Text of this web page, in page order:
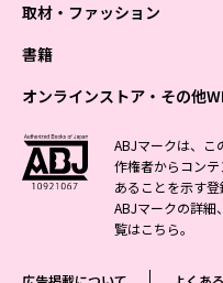
少年マンガ
Vジャンプ
最強ジャンプ
少年ジャンプ+
ジャンプTOON
ジャンプルーキー！
青年マンガ
ZEBRACK
S-MANGA
集英社ジャンプリミックス
少女マンガ
ZEBRACK
S-MANGA
集英社コミック文庫
女性マンガ
ジャンプTOON
集英社コミック文庫
取材・ファッション
ファッション・美容
BAILA
MAQUIA
芸能・情報・スポーツ
週プレNEWS
週プレ グラジャパ!
書籍
文芸・文庫・総合
小説すばる
集英社 文芸ステーション
web 集英社文庫
学芸・ノンフィクション
1日5分で、明日は変わる
集英社学芸部 - 学芸・ノ
集英社ビジネス書
ライトノベル・ノベライズ
集英社オレンジ文庫
JUMP j-BOOKS
ダッシュエックス文庫公
オンラインストア・その他
オンラインストア
OTO
SHUEISHA MANGA-ART
ジャンプキャラクターズス
HAPPY PLUS STORE
その他WEBサービス
集英社アドナビ
集英社エディターズ・ラボ
ABJマークは、こ
作権者からコン
あることを示す
ABJマークの詳細
覧はこちら。